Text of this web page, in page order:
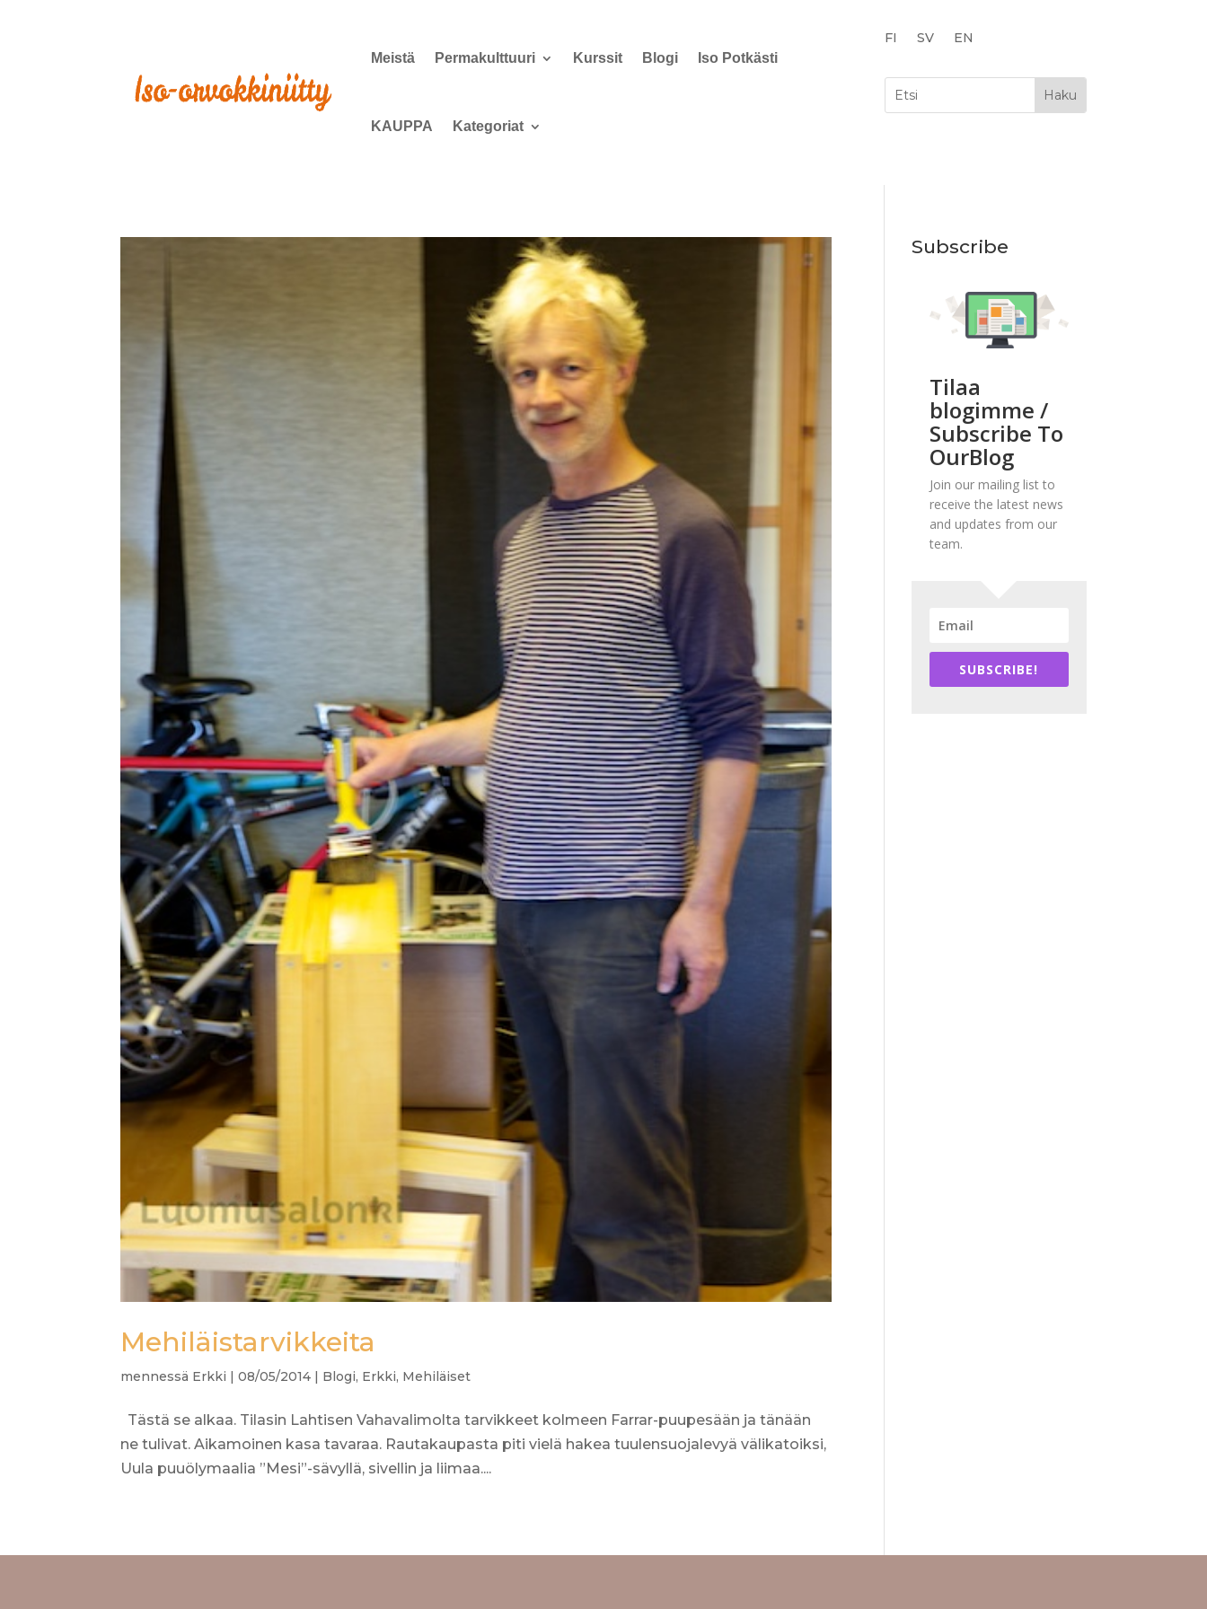
Meistä Permakulttuuri Kurssit Blogi Iso Potkästi
KAUPPA Kategoriat
FI SV EN
Mehiläistarvikkeita
mennessä Erkki |08/05/2014 | Blogi, Erkki, Mehiläiset
Tästä se alkaa. Tilasin Lahtisen Vahavalimolta tarvikkeet kolmeen Farrar-puupesään ja tänään
ne tulivat. Aikamoinen kasa tavaraa. Rautakaupasta piti vielä hakea tuulensuojalevyä välikatoiksi,
Uula puuölymaalia ”Mesi”-sävyllä, sivellin ja liimaa....
Subscribe
Tilaa
blogimme /
Subscribe To
OurBlog
Join our mailing list to
receive the latest news
and updates from our
team.
SUBSCRIBE!